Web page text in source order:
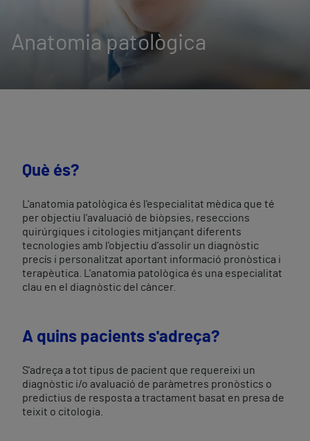
Anatomia patològica
Què és?
L'anatomia patològica és l'especialitat mèdica que té
per objectiu l'avaluació de biòpsies, reseccions
quirúrgiques i citologies mitjançant diferents
tecnologies amb l'objectiu d'assolir un diagnòstic
precís i personalitzat aportant informació pronòstica i
terapèutica. L'anatomia patològica és una especialitat
clau en el diagnòstic del càncer.
A quins pacients s'adreça?
S'adreça a tot tipus de pacient que requereixi un
diagnòstic i/o avaluació de paràmetres pronòstics o
predictius de resposta a tractament basat en presa de
teixit o citologia.